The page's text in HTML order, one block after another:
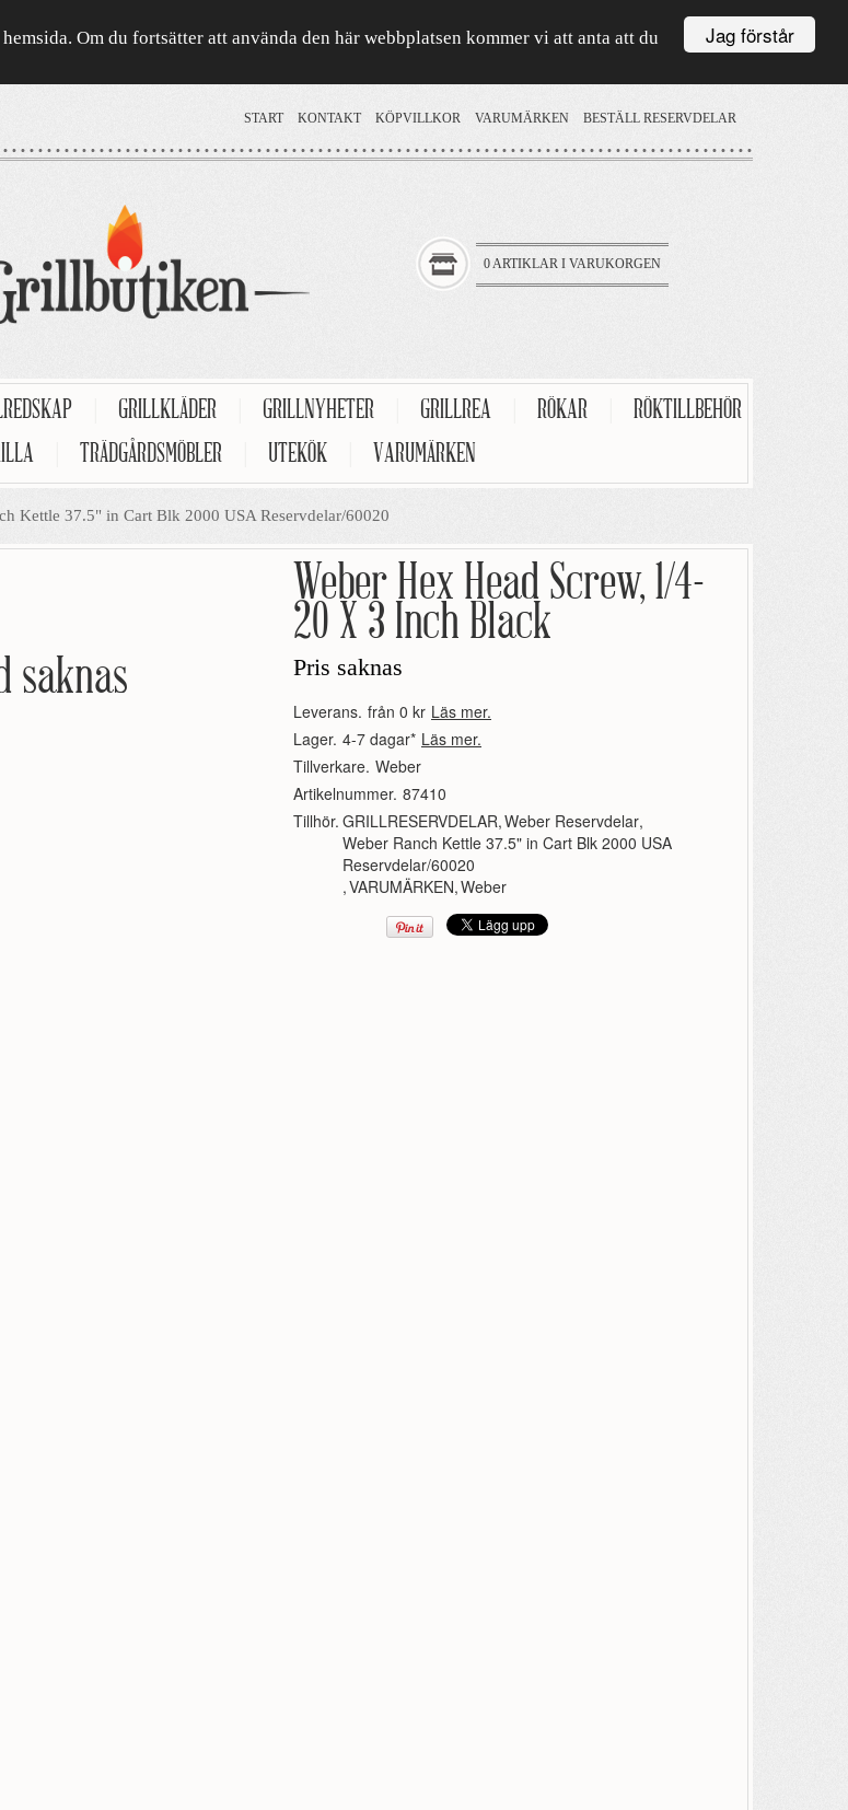
Jag förstår
Om du fortsätter att använda den här webbplatsen kommer vi att anta att du
START KONTAKT KÖPVILLKOR VARUMÄRKEN BESTÄLL RESERVDELAR
0 ARTIKLAR I VARUKORGEN
GRILLKLÄDER GRILLNYHETER GRILLREA RÖKAR
RÖKTILLBEHÖR
TRÄDGÅRDSMÖBLER UTEKÖK VARUMÄRKEN
Kettle 37.5" in Cart Blk 2000 USA Reservdelar/60020
saknas
Weber Hex Head Screw, 1/4-
20 X 3 Inch Black
Pris saknas
Leverans. från 0 kr Läs mer.
Lager. 4-7 dagar* Läs mer.
Tillverkare. Weber
Artikelnummer. 87410
Tillhör. GRILLRESERVDELAR,Weber Reservdelar,
Weber Ranch Kettle 37.5" in Cart Blk 2000 USA
Reservdelar/60020
,VARUMÄRKEN,Weber